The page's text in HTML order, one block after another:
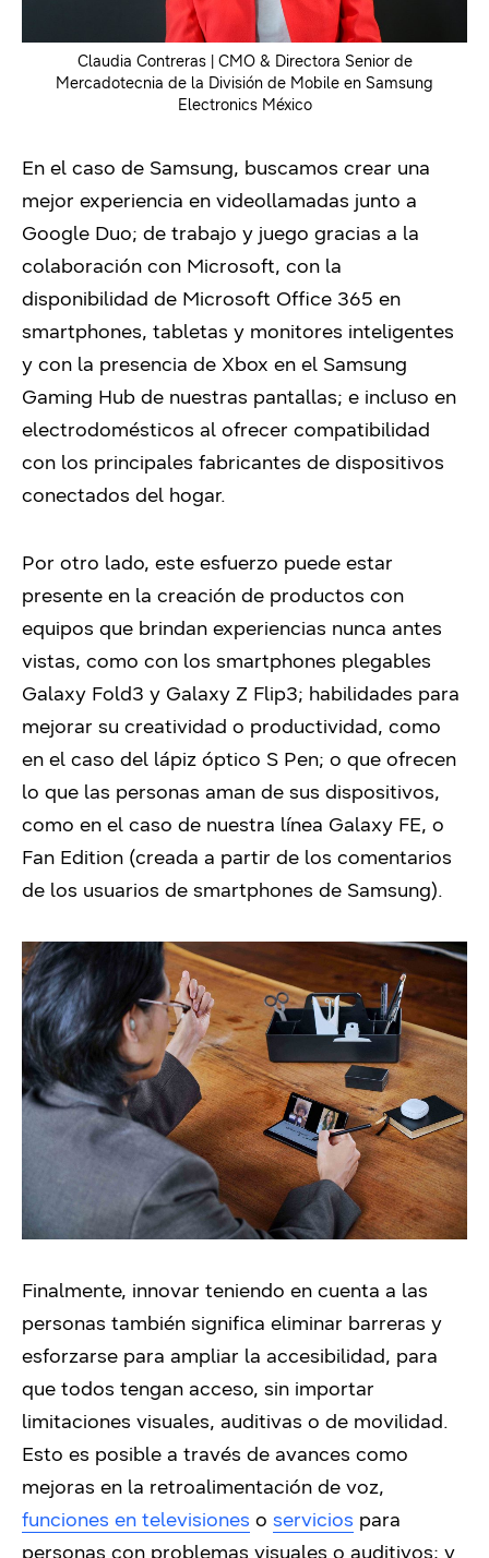
Claudia Contreras | CMO & Directora Senior de
Mercadotecnia de la División de Mobile en Samsung
Electronics México
En el caso de Samsung, buscamos crear una
mejor experiencia en videollamadas junto a
Google Duo; de trabajo y juego gracias a la
colaboración con Microsoft, con la
disponibilidad de Microsoft Office 365 en
smartphones, tabletas y monitores inteligentes
y con la presencia de Xbox en el Samsung
Gaming Hub de nuestras pantallas; e incluso en
electrodomésticos al ofrecer compatibilidad
con los principales fabricantes de dispositivos
conectados del hogar.
Por otro lado, este esfuerzo puede estar
presente en la creación de productos con
equipos que brindan experiencias nunca antes
vistas, como con los smartphones plegables
Galaxy Fold3 y Galaxy Z Flip3; habilidades para
mejorar su creatividad o productividad, como
en el caso del lápiz óptico S Pen; o que ofrecen
lo que las personas aman de sus dispositivos,
como en el caso de nuestra línea Galaxy FE, o
Fan Edition (creada a partir de los comentarios
de los usuarios de smartphones de Samsung).
Finalmente, innovar teniendo en cuenta a las
personas también significa eliminar barreras y
esforzarse para ampliar la accesibilidad, para
que todos tengan acceso, sin importar
limitaciones visuales, auditivas o de movilidad.
Esto es posible a través de avances como
mejoras en la retroalimentación de voz,
funciones en televisiones o servicios para
personas con problemas visuales o auditivos; y